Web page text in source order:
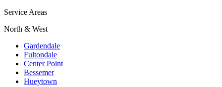
Service Areas
North & West
Gardendale
Fultondale
Center Point
Bessemer
Hueytown